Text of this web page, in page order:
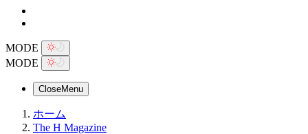
MODE
MODE
CloseMenu
ホーム
The H Magazine